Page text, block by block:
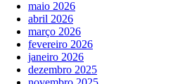
maio 2026
abril 2026
março 2026
fevereiro 2026
janeiro 2026
dezembro 2025